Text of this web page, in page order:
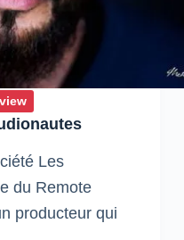
Les
du Remote
producteur qui